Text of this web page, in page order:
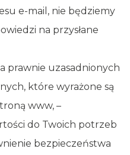
e-mail, nie będziemy
na przysłane
prawnie uzasadnionych
które wyrażone są
www, –
do Twoich potrzeb
bezpieczeństwa